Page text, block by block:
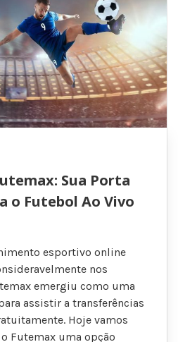
Sua Porta
o Futebol Ao Vivo
esportivo online
nos
emergiu como uma
assistir a transferências
Hoje vamos
Futemax uma opção